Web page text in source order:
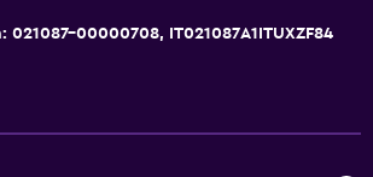
021087-00000708, IT021087A1ITUXZF84